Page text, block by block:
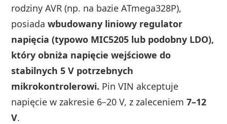
rodziny AVR (np. na bazie ATmega328P),
posiadawbudowany liniowy regulator
napięcia (typowo MIC5205 lub podobny LDO),
który obniża napięcie wejściowe do
stabilnych 5 V potrzebnych
mikrokontrolerowi. Pin VIN akceptuje
napięcie w zakresie 6–20 V, z zaleceniem7–12
V.